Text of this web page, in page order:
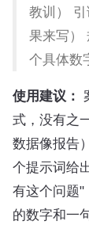
教训）
果来写）
个具体数
使用建议：
式，没有之
数据像报告
个提示词给
有这个问题"
的数字和一